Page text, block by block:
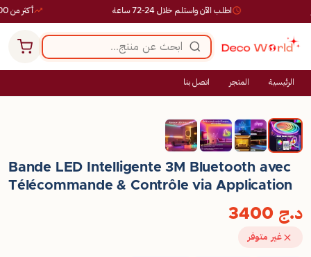
أكثر من 10,000 طلب ناجح اطلب الآن واستلم خلال 24-72 ساعة
الرئيسية المتجر اتصل بنا
Bande LED Intelligente 3M Bluetooth avec
Télécommande & Contrôle via Application
د.ج
غير متوفر